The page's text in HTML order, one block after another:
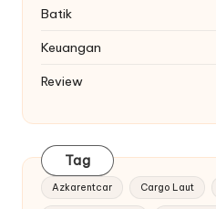
Batik
Keuangan
Review
Tag
Azkarentcar Cargo Laut